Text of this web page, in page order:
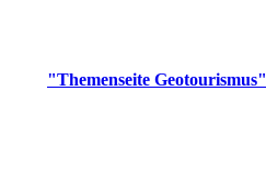
"Themenseite Geotourismus"